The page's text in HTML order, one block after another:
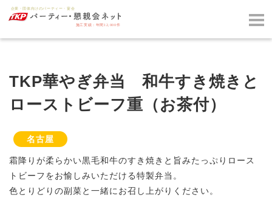
TKP華やぎ弁当 和牛すき焼きと
ローストビーフ重（お茶付）
名古屋
霜降りが柔らかい黒毛和牛のすき焼きと旨みたっぷりロース
トビーフをお愉しみいただける特製弁当。
色とりどりの副菜と一緒にお召し上がりください。